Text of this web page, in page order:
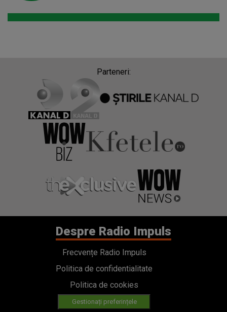
Parteneri:
Despre Radio Impuls
Frecvențe Radio Impuls
Politica de confidentialitate
Politica de cookies
Gestionați preferințele